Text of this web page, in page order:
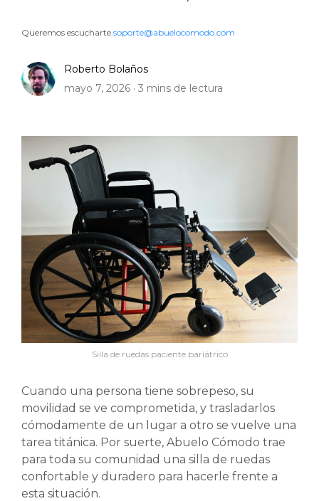
Roberto Bolaños
mayo 7, 2026 · 3 mins de lectura
Queremos escucharte soporte@abuelocomodo.com
Silla de ruedas paciente bariátrico
Cuando una persona tiene sobrepeso, su
movilidad se ve comprometida, y trasladarlos
cómodamente de un lugar a otro se vuelve una
tarea titánica. Por suerte, Abuelo Cómodo trae
para toda su comunidad una silla de ruedas
confortable y duradero para hacerle frente a
esta situación.